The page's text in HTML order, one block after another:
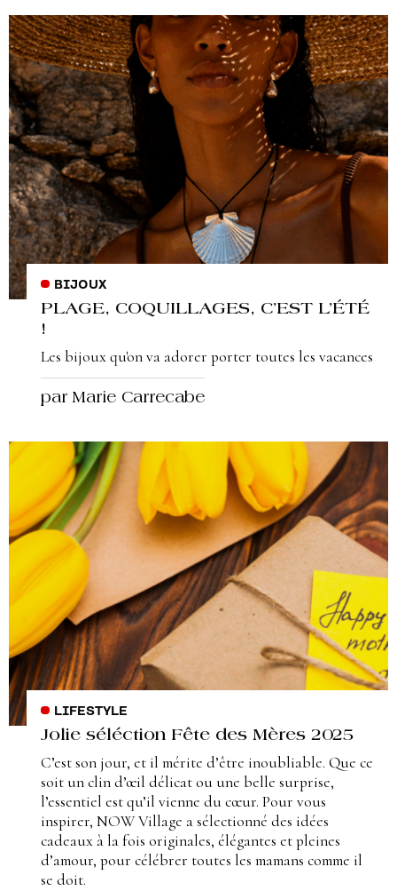
BIJOUX
PLAGE, COQUILLAGES, C’EST L’ÉTÉ
!
Les bijoux qu'on va adorer porter toutes les vacances
par Marie Carrecabe
LIFESTYLE
Jolie séléction Fête des Mères 2025
C’est son jour, et il mérite d’être inoubliable. Que ce
soit un clin d’œil délicat ou une belle surprise,
l’essentiel est qu’il vienne du cœur. Pour vous
inspirer, NOW Village a sélectionné des idées
cadeaux à la fois originales, élégantes et pleines
d’amour, pour célébrer toutes les mamans comme il
se doit.